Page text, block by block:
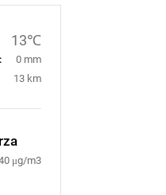
13℃
0 mm
13 km
μg/m3